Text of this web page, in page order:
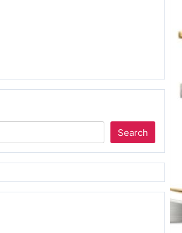
Search